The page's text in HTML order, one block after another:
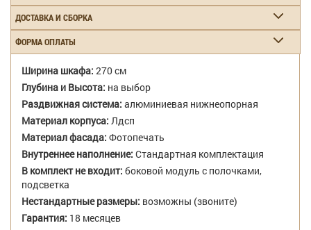
ДОСТАВКА И СБОРКА
ФОРМА ОПЛАТЫ
Ширина шкафа: 270 см
Глубина и Высота: на выбор
Раздвижная система: алюминиевая нижнеопорная
Материал корпуса: Лдсп
Материал фасада: Фотопечать
Внутреннее наполнение: Стандартная комплектация
В комплект не входит: боковой модуль с полочками,
подсветка
Нестандартные размеры: возможны (звоните)
Гарантия: 18 месяцев